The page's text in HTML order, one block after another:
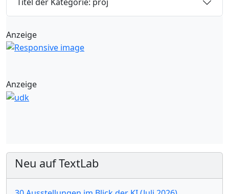
Anzeige
Anzeige
Neu auf TextLab